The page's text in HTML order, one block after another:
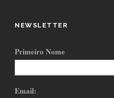
NEWSLETTER
Primeiro Nome
Email: